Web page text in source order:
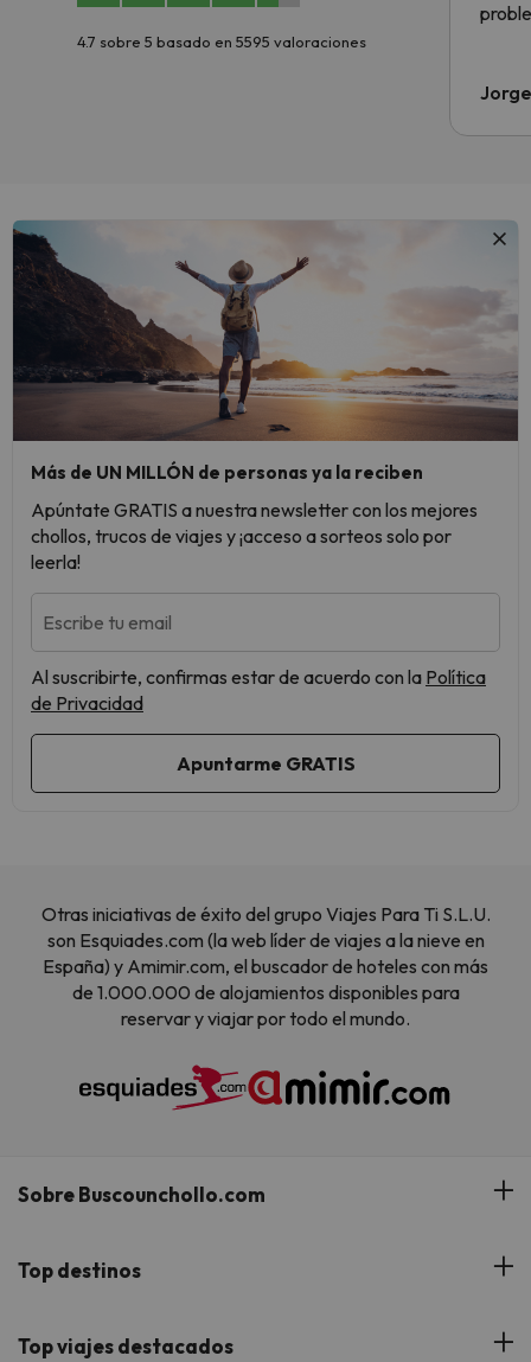
4.7 sobre 5 basado en 5595 valoraciones
Más de UN MILLÓN de personas ya la reciben
Apúntate GRATIS a nuestra newsletter con los mejores
chollos, trucos de viajes y ¡acceso a sorteos solo por
leerla!
Escribe tu email
Al suscribirte, confirmas estar de acuerdo con la Política
de Privacidad
Otras iniciativas de éxito del grupo Viajes Para Ti S.L.U.
son Esquiades.com (la web líder de viajes a la nieve en
España) y Amimir.com, el buscador de hoteles con más
de 1.000.000 de alojamientos disponibles para
reservar y viajar por todo el mundo.
Sobre Buscounchollo.com
¿Quiénes somos?
Top destinos
Hoteles Andalucía
Top viajes destacados